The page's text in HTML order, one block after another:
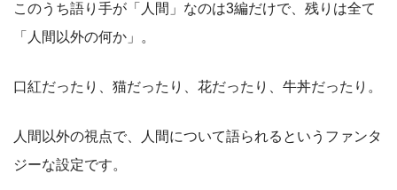
このうち語り手が「人間」なのは3編だけで、残りは全て
「人間以外の何か」。
口紅だったり、猫だったり、花だったり、牛丼だったり。
人間以外の視点で、人間について語られるというファンタ
ジーな設定です。